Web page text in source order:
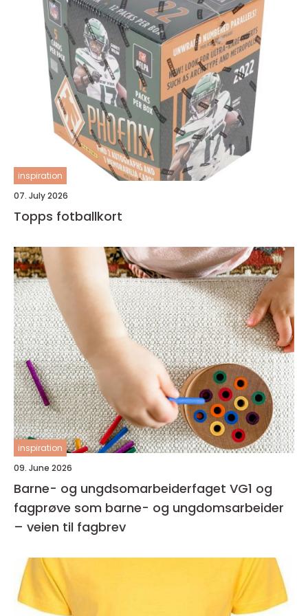
inspiration
07. July 2026
Topps fotballkort
inspiration
09. June 2026
Barne- og ungdsomarbeiderfaget VG1 og
fagprøve som barne- og ungdomsarbeider
– veien til fagbrev